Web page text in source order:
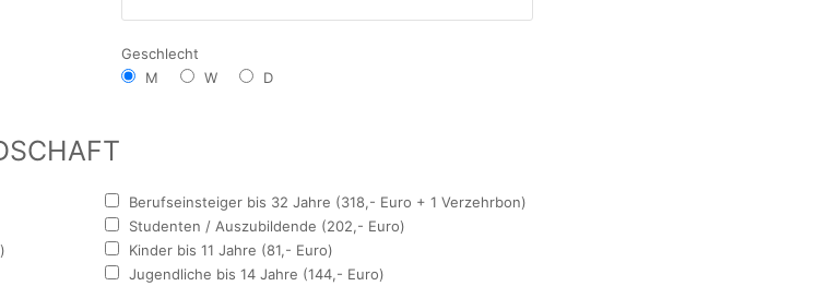
Geschlecht
M
W D
Berufseinsteiger bis 32 Jahre (318,- Euro + 1 Verzehrbon)
Studenten / Auszubildende (202,- Euro)
Kinder bis 11 Jahre (81,- Euro)
Jugendliche bis 14 Jahre (144,- Euro)